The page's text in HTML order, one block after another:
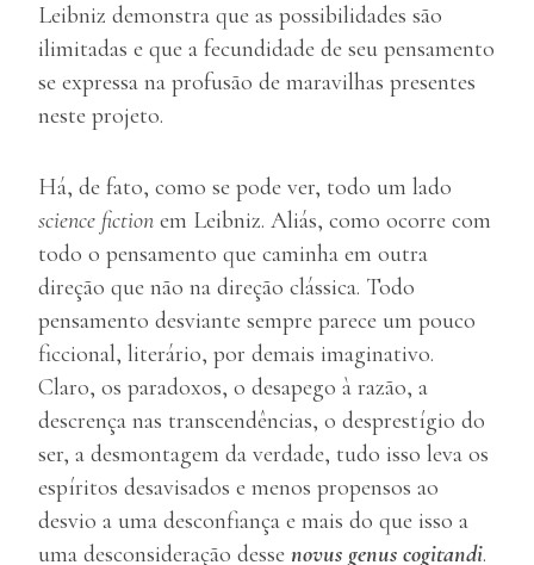
Leibniz demonstra que as possibilidades são
ilimitadas e que a fecundidade de seu pensamento
se expressa na profusão de maravilhas presentes
neste projeto.
Há, de fato, como se pode ver, todo um lado
science fiction em Leibniz. Aliás, como ocorre com
todo o pensamento que caminha em outra
direção que não na direção clássica. Todo
pensamento desviante sempre parece um pouco
ficcional, literário, por demais imaginativo.
Claro, os paradoxos, o desapego à razão, a
descrença nas transcendências, o desprestígio do
ser, a desmontagem da verdade, tudo isso leva os
espíritos desavisados e menos propensos ao
desvio a uma desconfiança e mais do que isso a
uma desconsideração desse novus genus cogitandi.